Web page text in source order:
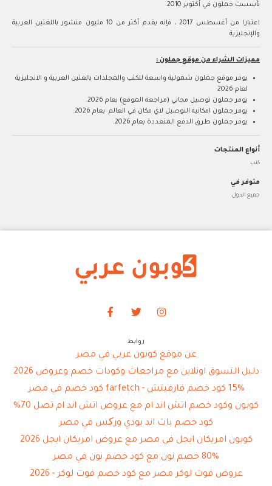
تأسست جملون في أكتوبر 2010.
اعتبارا من أغسطس 2017 ، فإنه يقدم أكثر من 10 مليون منشور باللغتين العربية
والإنجليزية
مميزات الشراء من موقع جملون :
يوفر موقع جملون شمولية واسعة للكتب والمجلدات بالغتين العربية و الانجليزية
لعام 2026
يوفر جملون توصيل مجاني (مراجعة الموقع) بعام 2026.
يوفر جملون امكانية النوصيل لاي مكان في العالم بعام 2026.
يوفر جملون طرق الدفع المتعددة بعام 2026.
أنواع المنتجات
كتب
متوفر في
جميع الدول
روابط
عن موقع كوبون عربي في مصر
دليل التسوق اونلاين مع مراجعات وكودات خصم وعروض 2026
15% كود خصم فارفيتش - farfetch كود خصم في مصر
كوبون وكود خصم اتش اند ام مع عروض اتش اند ام تصل 70%
كود خصم باث اند بودي ورکس في مصر
كوبون امريكان ايجل في مصر مع عروض امريكان ايجل 2026
80% خصم نون مع كود خصم نون في مصر
عروض فوت لوكر مصر مع كود خصم فوت لوكر - 2026